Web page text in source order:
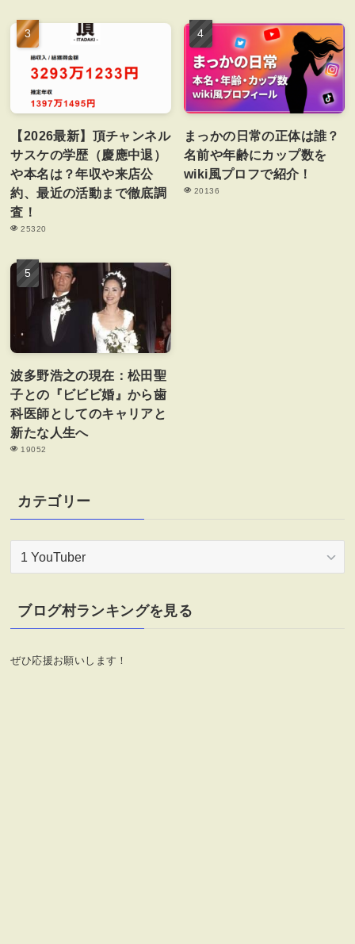
【2026最新】頂チャンネル
サスケの学歴（慶應中退）
や本名は？年収や来店公
約、最近の活動まで徹底調
査！
25320
まっかの日常の正体は誰？
名前や年齢にカップ数を
wiki風プロフで紹介！
20136
波多野浩之の現在：松田聖
子との『ビビビ婚』から歯
科医師としてのキャリアと
新たな人生へ
19052
カテゴリー
リ
ー
ブログ村ランキングを見る
ぜひ応援お願いします！